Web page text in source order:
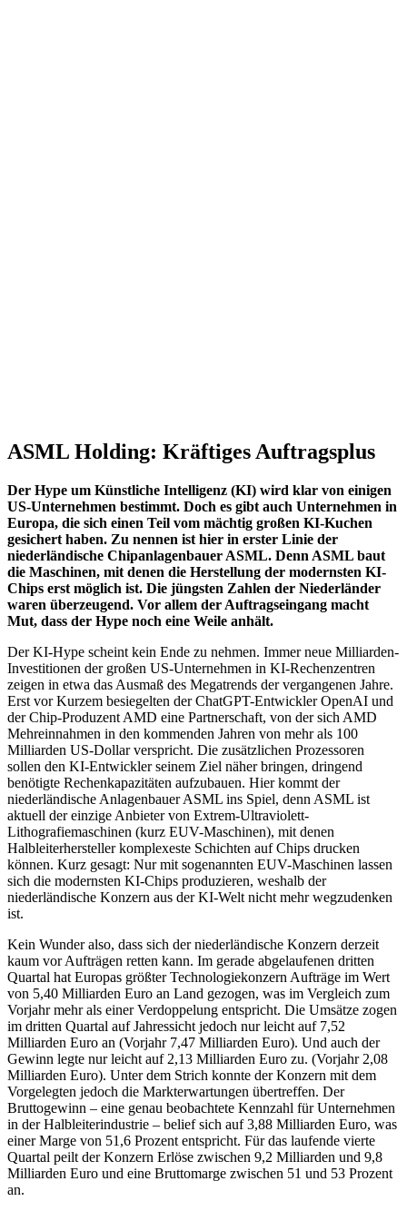
ASML Holding: Kräftiges Auftragsplus
Der Hype um Künstliche Intelligenz (KI) wird klar von einigen
US-Unternehmen bestimmt. Doch es gibt auch Unternehmen in
Europa, die sich einen Teil vom mächtig großen KI-Kuchen
gesichert haben. Zu nennen ist hier in erster Linie der
niederländische Chipanlagenbauer ASML. Denn ASML baut
die Maschinen, mit denen die Herstellung der modernsten KI-
Chips erst möglich ist. Die jüngsten Zahlen der Niederländer
waren überzeugend. Vor allem der Auftragseingang macht
Mut, dass der Hype noch eine Weile anhält.
Der KI-Hype scheint kein Ende zu nehmen. Immer neue Milliarden-
Investitionen der großen US-Unternehmen in KI-Rechenzentren
zeigen in etwa das Ausmaß des Megatrends der vergangenen Jahre.
Erst vor Kurzem besiegelten der ChatGPT-Entwickler OpenAI und
der Chip-Produzent AMD eine Partnerschaft, von der sich AMD
Mehreinnahmen in den kommenden Jahren von mehr als 100
Milliarden US-Dollar verspricht. Die zusätzlichen Prozessoren
sollen den KI-Entwickler seinem Ziel näher bringen, dringend
benötigte Rechenkapazitäten aufzubauen. Hier kommt der
niederländische Anlagenbauer ASML ins Spiel, denn ASML ist
aktuell der einzige Anbieter von Extrem-Ultraviolett-
Lithografiemaschinen (kurz EUV-Maschinen), mit denen
Halbleiterhersteller komplexeste Schichten auf Chips drucken
können. Kurz gesagt: Nur mit sogenannten EUV-Maschinen lassen
sich die modernsten KI-Chips produzieren, weshalb der
niederländische Konzern aus der KI-Welt nicht mehr wegzudenken
ist.
Kein Wunder also, dass sich der niederländische Konzern derzeit
kaum vor Aufträgen retten kann. Im gerade abgelaufenen dritten
Quartal hat Europas größter Technologiekonzern Aufträge im Wert
von 5,40 Milliarden Euro an Land gezogen, was im Vergleich zum
Vorjahr mehr als einer Verdoppelung entspricht. Die Umsätze zogen
im dritten Quartal auf Jahressicht jedoch nur leicht auf 7,52
Milliarden Euro an (Vorjahr 7,47 Milliarden Euro). Und auch der
Gewinn legte nur leicht auf 2,13 Milliarden Euro zu. (Vorjahr 2,08
Milliarden Euro). Unter dem Strich konnte der Konzern mit dem
Vorgelegten jedoch die Markterwartungen übertreffen. Der
Bruttogewinn – eine genau beobachtete Kennzahl für Unternehmen
in der Halbleiterindustrie – belief sich auf 3,88 Milliarden Euro, was
einer Marge von 51,6 Prozent entspricht. Für das laufende vierte
Quartal peilt der Konzern Erlöse zwischen 9,2 Milliarden und 9,8
Milliarden Euro und eine Bruttomarge zwischen 51 und 53 Prozent
an.